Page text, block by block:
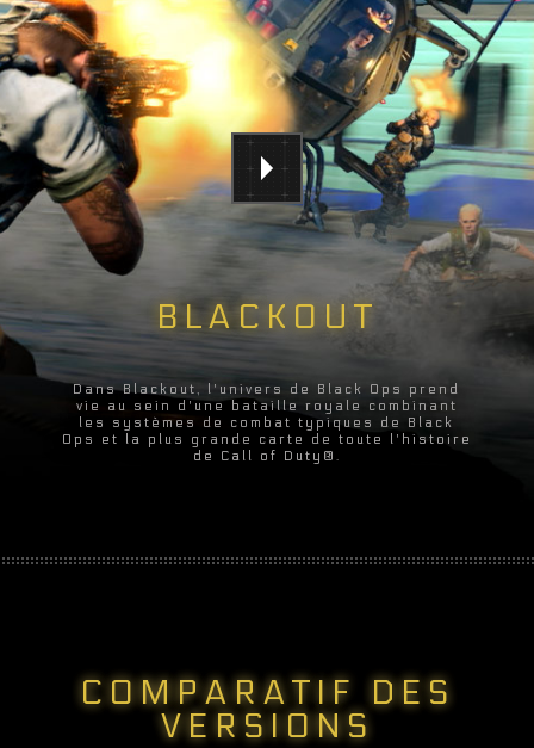
BLACKOUT
Dans Blackout, l'univers de Black Ops prend
vie au sein d'une bataille royale combinant
les systèmes de combat typiques de Black
Ops et la plus grande carte de toute l'histoire
de Call of Duty®.
COMPARATIF DES
VERSIONS